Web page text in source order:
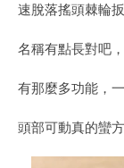
速脫落搖頭棘輪
名稱有點長對吧
有那麼多功能，
頭部可動真的蠻